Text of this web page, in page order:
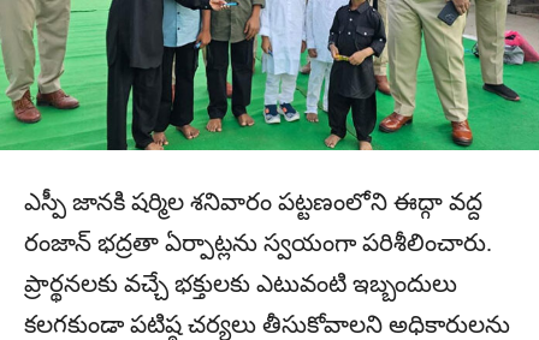
ఎస్పీ జానకి షర్మిల శనివారం పట్టణంలోని ఈద్గా వద్ద
రంజాన్ భద్రతా ఏర్పాట్లను స్వయంగా పరిశీలించారు.
ప్రార్థనలకు వచ్చే భక్తులకు ఎటువంటి ఇబ్బందులు
కలగకుండా పటిష్ఠ చర్యలు తీసుకోవాలని అధికారులను